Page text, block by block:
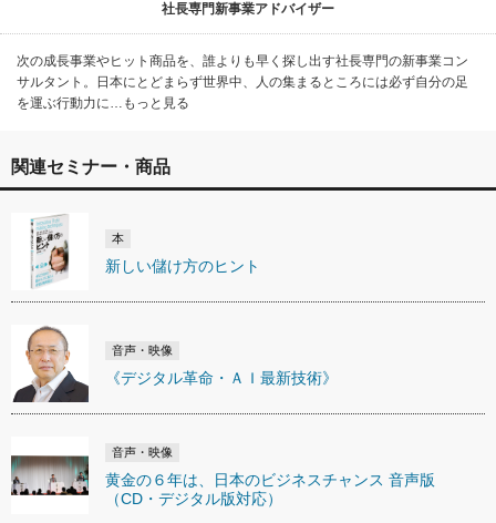
社長専門新事業アドバイザー
次の成長事業やヒット商品を、誰よりも早く探し出す社長専門の新事業コン
サルタント。日本にとどまらず世界中、人の集まるところには必ず自分の足
を運ぶ行動力に…もっと見る
関連セミナー・商品
本
新しい儲け方のヒント
音声・映像
《デジタル革命・ＡＩ最新技術》
音声・映像
黄金の６年は、日本のビジネスチャンス 音声版
（CD・デジタル版対応）